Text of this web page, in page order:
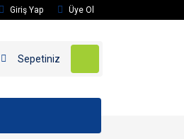
Giriş Yap Üye Ol
Sepetiniz